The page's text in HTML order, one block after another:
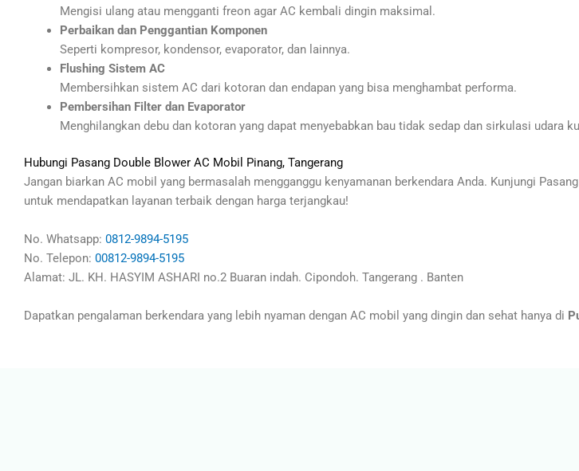
Mengisi ulang atau mengganti freon agar AC kembali dingin maksimal.
Perbaikan dan Penggantian Komponen
Seperti kompresor, kondensor, evaporator, dan lainnya.
Flushing Sistem AC
Membersihkan sistem AC dari kotoran dan endapan yang bisa menghambat performa.
Pembersihan Filter dan Evaporator
Menghilangkan debu dan kotoran yang dapat menyebabkan bau tidak sedap dan sirkulasi udara
Hubungi Pasang Double Blower AC Mobil Pinang, Tangerang
Jangan biarkan AC mobil yang bermasalah mengganggu kenyamanan berkendara Anda. Kunjungi
untuk mendapatkan layanan terbaik dengan harga terjangkau!
No. Whatsapp: 0812-9894-5195
No. Telepon: 00812-9894-5195
Alamat: JL. KH. HASYIM ASHARI no.2 Buaran indah. Cipondoh. Tangerang . Banten
Dapatkan pengalaman berkendara yang lebih nyaman dengan AC mobil yang dingin dan sehat hanya di